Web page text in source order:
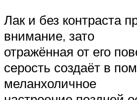
Лак и без контраста
внимание, зато
отражённая от его
серость создаёт в
меланхоличное